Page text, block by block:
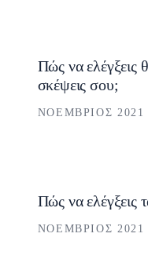
Πώς να ελέγξεις
σκέψεις σου;
ΝΟΈΜΒΡΙΟΣ 2021
Πώς να ελέγξεις
ΝΟΈΜΒΡΙΟΣ 2021